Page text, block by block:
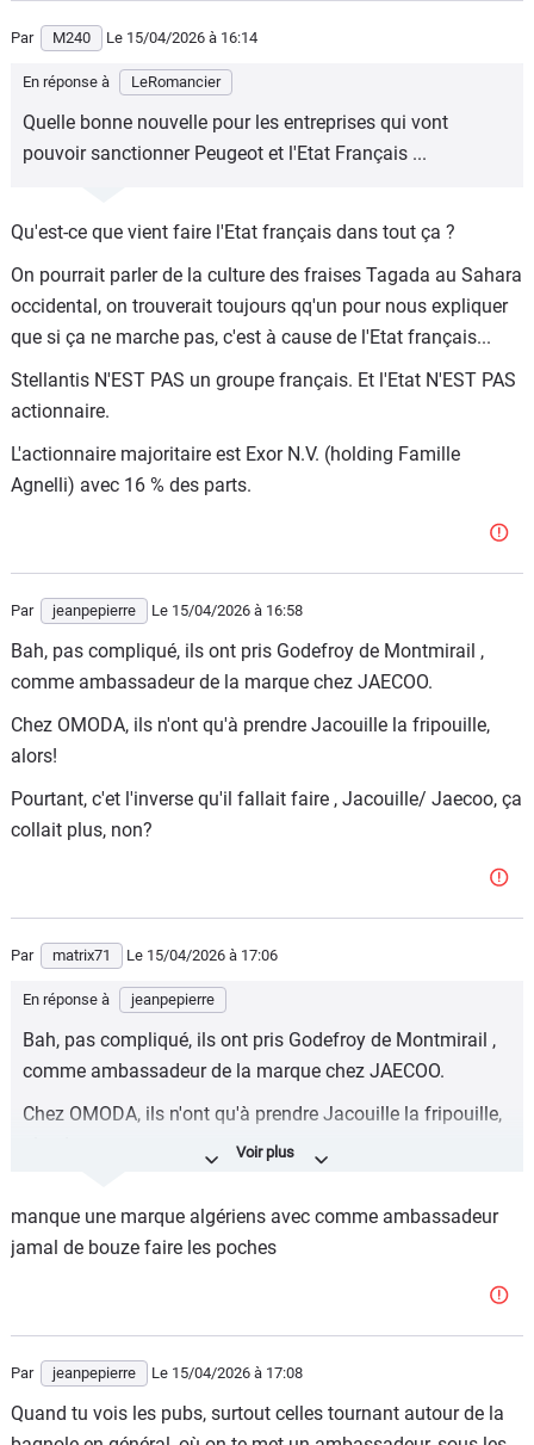
Par M240 Le 15/04/2026 à 16:14
En réponse à LeRomancier
Quelle bonne nouvelle pour les entreprises qui vont
pouvoir sanctionner Peugeot et l'Etat Français ...
Qu'est-ce que vient faire l'Etat français dans tout ça ?
On pourrait parler de la culture des fraises Tagada au Sahara
occidental, on trouverait toujours qq'un pour nous expliquer
que si ça ne marche pas, c'est à cause de l'Etat français...
Stellantis N'EST PAS un groupe français. Et l'Etat N'EST PAS
actionnaire.
L'actionnaire majoritaire est Exor N.V. (holding Famille
Agnelli) avec 16 % des parts.
Par jeanpepierre Le 15/04/2026 à 16:58
Bah, pas compliqué, ils ont pris Godefroy de Montmirail ,
comme ambassadeur de la marque chez JAECOO.
Chez OMODA, ils n'ont qu'à prendre Jacouille la fripouille,
alors!
Pourtant, c'et l'inverse qu'il fallait faire , Jacouille/ Jaecoo, ça
collait plus, non?
Par matrix71 Le 15/04/2026 à 17:06
En réponse à jeanpepierre
Bah, pas compliqué, ils ont pris Godefroy de Montmirail ,
comme ambassadeur de la marque chez JAECOO.
Chez OMODA, ils n'ont qu'à prendre Jacouille la fripouille,
ça collait plus, non?
manque une marque algériens avec comme ambassadeur
jamal de bouze faire les poches
Par jeanpepierre Le 15/04/2026 à 17:08
Quand tu vois les pubs, surtout celles tournant autour de la